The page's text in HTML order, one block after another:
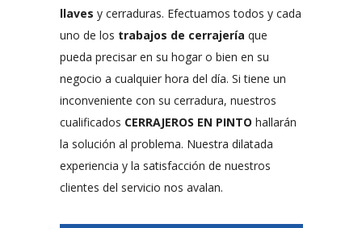
llaves y cerraduras. Efectuamos todos y cada
uno de los trabajos de cerrajería que
pueda precisar en su hogar o bien en su
negocio a cualquier hora del día. Si tiene un
inconveniente con su cerradura, nuestros
cualificados CERRAJEROS EN PINTO hallarán
la solución al problema. Nuestra dilatada
experiencia y la satisfacción de nuestros
clientes del servicio nos avalan.